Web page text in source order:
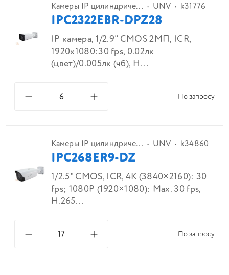
Камеры IP цилиндриче... UNV k31776
IPC2322EBR-DPZ28
IP камера, 1/2.9" CMOS 2МП, ICR,
1920x1080:30 fps, 0.02лк
(цвет)/0.005лк (чб), H...
По запросу
Камеры IP цилиндриче... UNV k34860
IPC268ER9-DZ
1/2.5" CMOS, ICR, 4K (3840×2160): 30
fps; 1080P (1920×1080): Max. 30 fps,
H.265...
По запросу